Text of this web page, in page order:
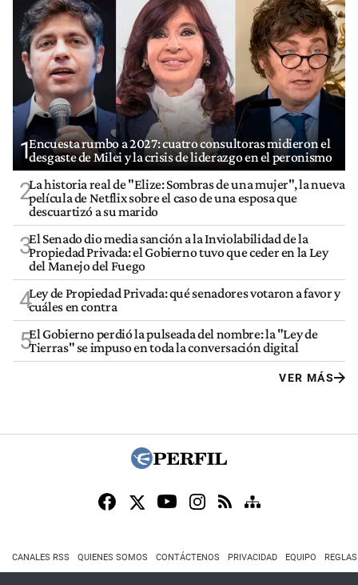
1Encuesta rumbo a 2027: cuatro consultoras midieron el
desgaste de Milei y la crisis de liderazgo en el peronismo
2La historia real de "Elize: Sombras de una mujer", la nueva
película de Netflix sobre el caso de una esposa que
descuartizó a su marido
3El Senado dio media sanción a la Inviolabilidad de la
Propiedad Privada: el Gobierno tuvo que ceder en la Ley
del Manejo del Fuego
4Ley de Propiedad Privada: qué senadores votaron a favor y
cuáles en contra
5El Gobierno perdió la pulseada del nombre: la "Ley de
Tierras" se impuso en toda la conversación digital
VER MÁS
CANALES RSS QUIENES SOMOS CONTÁCTENOS PRIVACIDAD EQUIPO